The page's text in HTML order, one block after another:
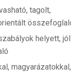
tagolt,
helyett,
magyarázatokkal,